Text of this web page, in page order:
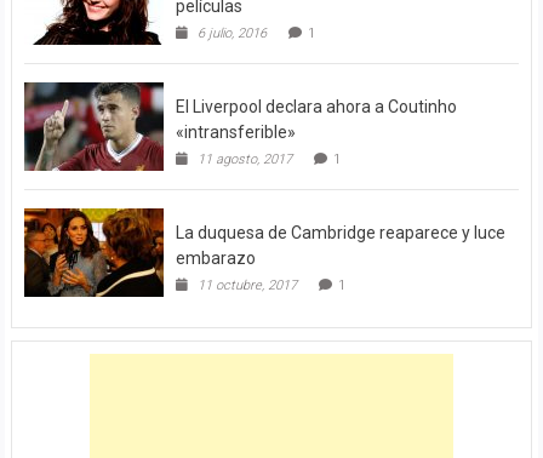
películas
6 julio, 2016 1
El Liverpool declara ahora a Coutinho
«intransferible»
11 agosto, 2017 1
La duquesa de Cambridge reaparece y luce
embarazo
11 octubre, 2017 1